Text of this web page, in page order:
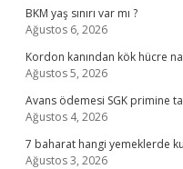
BKM yaş sınırı var mı ?
Ağustos 6, 2026
Kordon kanından kök hücre
Ağustos 5, 2026
Avans ödemesi SGK primine
Ağustos 4, 2026
7 baharat hangi yemeklerde
Ağustos 3, 2026